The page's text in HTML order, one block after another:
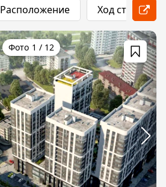
Расположение Ход
1 / 12